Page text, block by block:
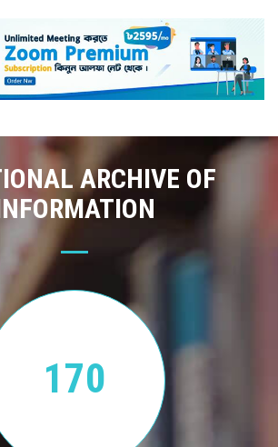
ARCHIVE OF
170